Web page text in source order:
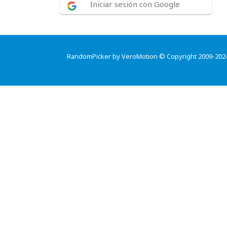
Iniciar sesión con Google
RandomPicker by VeroMotion © Copyright 2009-